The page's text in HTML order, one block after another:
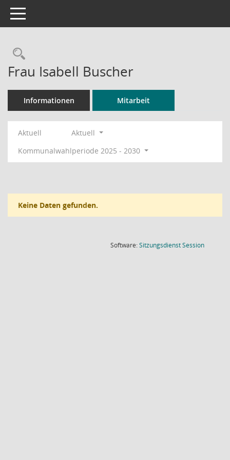
Toggle navigation
Rechercheauswahl
Frau Isabell Buscher
Informationen Mitarbeit
Aktuell
Aktuell
Kommunalwahlperiode 2025 - 2030
Keine Daten gefunden.
Software:SitzungsdienstSession(Wird in